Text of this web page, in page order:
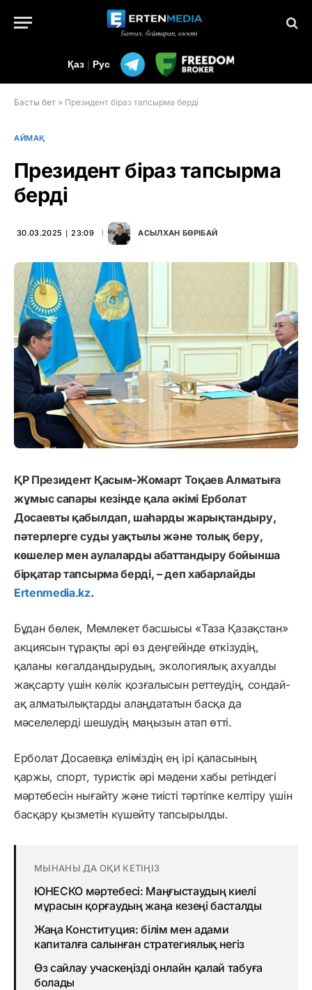
Қаз | Рус
Басты бет » Президент біраз тапсырма берді
АЙМАҚ
Президент біраз тапсырма
берді
30.03.2025 ∣ 23:09 АСЫЛХАН БӨРІБАЙ
ҚР Президент Қасым-Жомарт Тоқаев Алматыға
жұмыс сапары кезінде қала әкімі Ерболат
Досаевты қабылдап, шаһарды жарықтандыру,
пәтерлерге суды уақтылы және толық беру,
көшелер мен аулаларды абаттандыру бойынша
бірқатар тапсырма берді, – деп хабарлайды
Ertenmedia.kz.
Бұдан бөлек, Мемлекет басшысы «Таза Қазақстан»
акциясын тұрақты әрі өз деңгейінде өткізудің,
қаланы көгалдандырудың, экологиялық ахуалды
жақсарту үшін көлік қозғалысын реттеудің, сондай-
ақ алматылықтарды алаңдататын басқа да
мәселелерді шешудің маңызын атап өтті.
Ерболат Досаевқа еліміздің ең ірі қаласының
қаржы, спорт, туристік әрі мәдени хабы ретіндегі
мәртебесін нығайту және тиісті тәртіпке келтіру үшін
басқару қызметін күшейту тапсырылды.
МЫНАНЫ ДА ОҚИ КЕТІҢІЗ
ЮНЕСКО мәртебесі: Маңғыстаудың киелі
мұрасын қорғаудың жаңа кезеңі басталды
Жаңа Конституция: білім мен адами
капиталға салынған стратегиялық негіз
Өз сайлау учаскеңізді онлайн қалай табуға
болады